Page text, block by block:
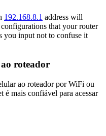
192.168.8.1 address will
that your router
you input not to confuse it
ao roteador
ao roteador por WiFi ou
é mais confiável para acessar